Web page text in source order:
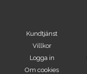
Kundtjänst
Villkor
Logga in
Om cookies